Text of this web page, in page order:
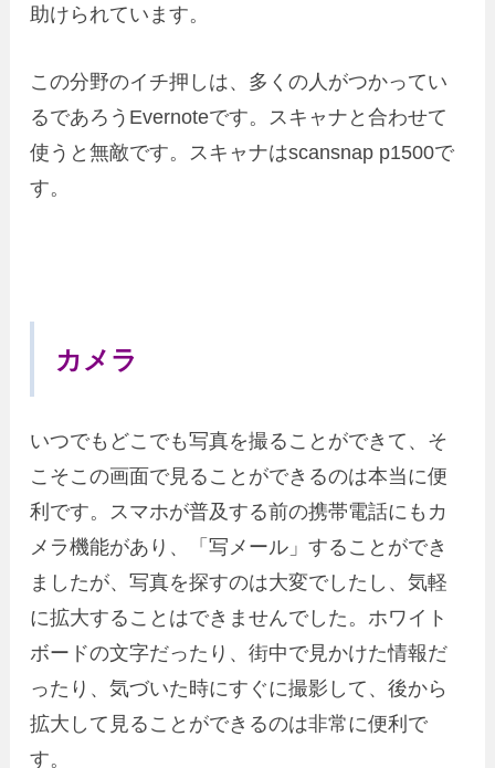
助けられています。
この分野のイチ押しは、多くの人がつかってい
るであろうEvernoteです。スキャナと合わせて
使うと無敵です。スキャナはscansnap p1500で
す。
カメラ
いつでもどこでも写真を撮ることができて、そ
こそこの画面で見ることができるのは本当に便
利です。スマホが普及する前の携帯電話にもカ
メラ機能があり、「写メール」することができ
ましたが、写真を探すのは大変でしたし、気軽
に拡大することはできませんでした。ホワイト
ボードの文字だったり、街中で見かけた情報だ
ったり、気づいた時にすぐに撮影して、後から
拡大して見ることができるのは非常に便利で
す。